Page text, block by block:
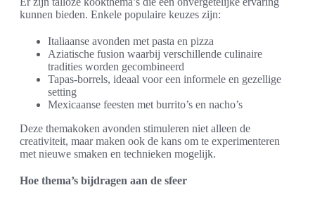
kunnen bieden. Enkele populaire keuzes zijn:
Italiaanse avonden met pasta en pizza
Aziatische fusion waarbij verschillende culinaire
tradities worden gecombineerd
Tapas-borrels, ideaal voor een informele en gezellige
setting
Mexicaanse feesten met burrito’s en nacho’s
Deze themakoken avonden stimuleren niet alleen de
creativiteit, maar maken ook de kans om te experimenteren
met nieuwe smaken en technieken mogelijk.
Hoe thema’s bijdragen aan de sfeer